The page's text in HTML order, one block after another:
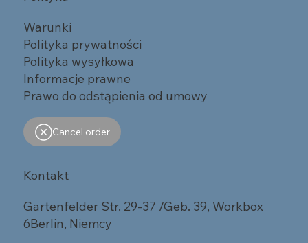
Warunki
Polityka prywatności
Polityka wysyłkowa
Informacje prawne
Prawo do odstąpienia od umowy
Cancel order
Kontakt
Gartenfelder Str. 29-37 /Geb. 39, Workbox
6Berlin, Niemcy